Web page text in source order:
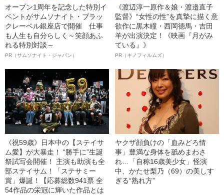
オープン1周年を記念した特別イ
ベントがサムソナイト・ブラッ
クレーベル銀座店で開催 仕事
も人生も自分らしく～笑顔あふ
れる特別対談～
PR（サムソナイト・ジャパン）
《渡辺淳一原作＆娘・渡邉直子
監督》“女性の性”を真摯に描く意
欲作に黒木瞳・西岡德馬・吉田
羊が出演決定！《映画『月がみ
ている』》
PR（キノフィルムズ）
《祝59歳》日本中の【ステイサ
ム愛】が大暴走！ “勝手に”生誕
祭試写会開催！ 主演も助演も全
部ステイサム！「ステサミー
賞」爆誕！【応募総数941票 全
54作品の栄冠に輝いた作品とは
ヤクザ顔負けの「血みどろ情
事」豊満な身体を舐めまわさ
れ…「自称16歳美少女」怪演
中、かたせ梨乃（69）の美しす
ぎる“熟れ方”